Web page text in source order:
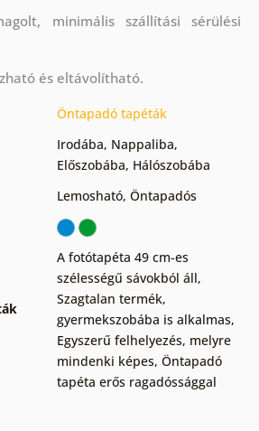
minimális szállítási sérülési
és eltávolítható.
Öntapadó tapéták
Irodába, Nappaliba,
Előszobába, Hálószobába
Lemosható, Öntapadós
A fotótapéta 49 cm-es
szélességű sávokból áll,
Szagtalan termék,
gyermekszobába is alkalmas,
Egyszerű felhelyezés, melyre
mindenki képes, Öntapadó
tapéta erős ragadóssággal